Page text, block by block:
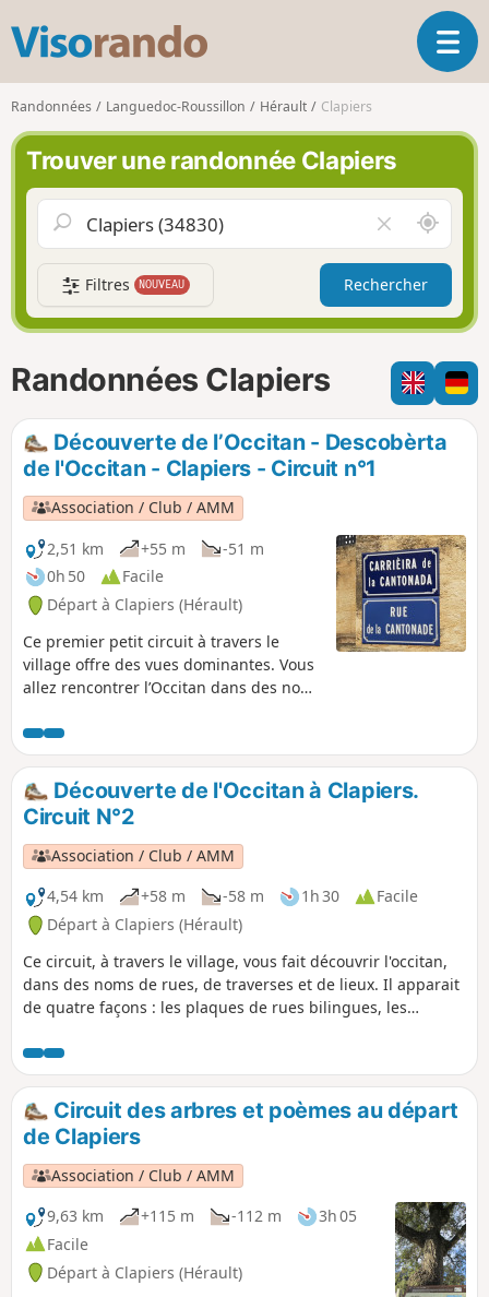
s
o
r
n
d
o
O
u
l
a
i
g
t
i
o
Randonnées Languedoc-Roussillon Hérault Clapiers
Trouver une randonnée Clapiers
i
d
e
r
l
e
h
a
m
A
u
t
u
r
d
e
m
i
Filtres NOUVEAU Rechercher
Randonnées Clapiers
Découverte de l’Occitan - Descobèrta
de l'Occitan - Clapiers - Circuit n°1
Association / Club / AMM
2,51 km
+55 m
-51 m
0h 50
Facile
Départ à Clapiers (Hérault)
Ce premier petit circuit à travers le
village offre des vues dominantes. Vous
allez rencontrer l’Occitan dans des noms
apparaît de quatre façons : des plaques
de rues bilingues, des panneaux de
traverses, des noms francisés et des
lieux-dits.
Découverte de l'Occitan à Clapiers.
Circuit N°2
Association / Club / AMM
4,54 km
+58 m -58 m 1h 30
Facile
Départ à Clapiers (Hérault)
Ce circuit, à travers le village, vous fait découvrir l'occitan,
dans des noms de rues, de traverses et de lieux. Il apparait
de quatre façons : les plaques de rues bilingues, les
Circuit des arbres et poèmes au départ
de Clapiers
Association / Club / AMM
9,63 km
+115 m -112 m
3h 05
Facile
Départ à Clapiers (Hérault)